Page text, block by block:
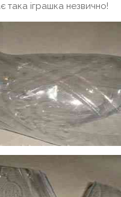
така іграшка незвично!